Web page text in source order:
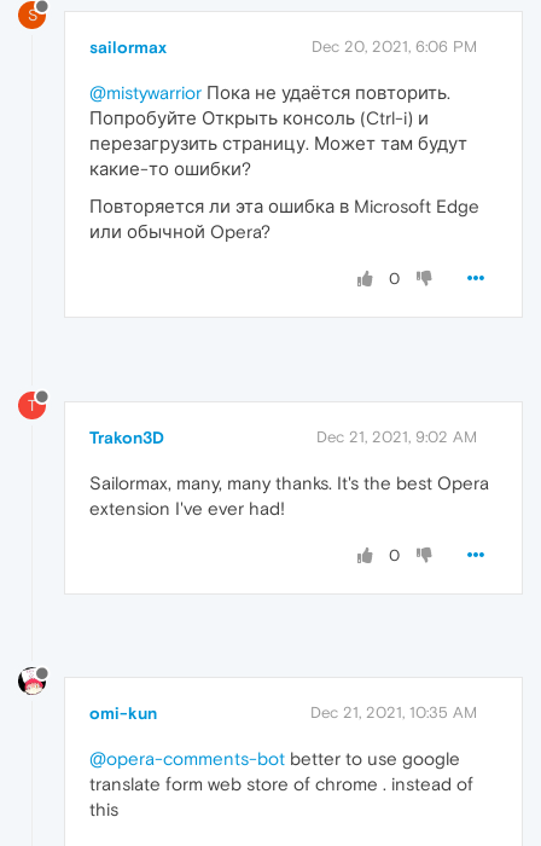
S
sailormax Dec 20, 2021, 6:06 PM
@mistywarrior Пока не удаётся повторить.
Попробуйте Открыть консоль (Ctrl-i) и
перезагрузить страницу. Может там будут
какие-то ошибки?
Повторяется ли эта ошибка в Microsoft Edge
или обычной Opera?
0
T
Trakon3D Dec 21, 2021, 9:02 AM
Sailormax, many, many thanks. It's the best Opera
extension I've ever had!
0
omi-kun Dec 21, 2021, 10:35 AM
@opera-comments-bot better to use google
translate form web store of chrome . instead of
this